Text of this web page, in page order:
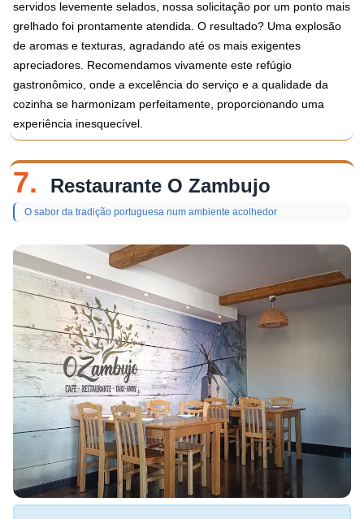
servidos levemente selados, nossa solicitação por um ponto mais
grelhado foi prontamente atendida. O resultado? Uma explosão
de aromas e texturas, agradando até os mais exigentes
apreciadores. Recomendamos vivamente este refúgio
gastronômico, onde a excelência do serviço e a qualidade da
cozinha se harmonizam perfeitamente, proporcionando uma
experiência inesquecível.
7. Restaurante O Zambujo
O sabor da tradição portuguesa num ambiente acolhedor